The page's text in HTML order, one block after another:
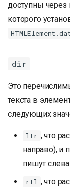
доступны через
которого
dir
Это
текста в
следующих
ltr , что
направо), и
пишут
rtl , что